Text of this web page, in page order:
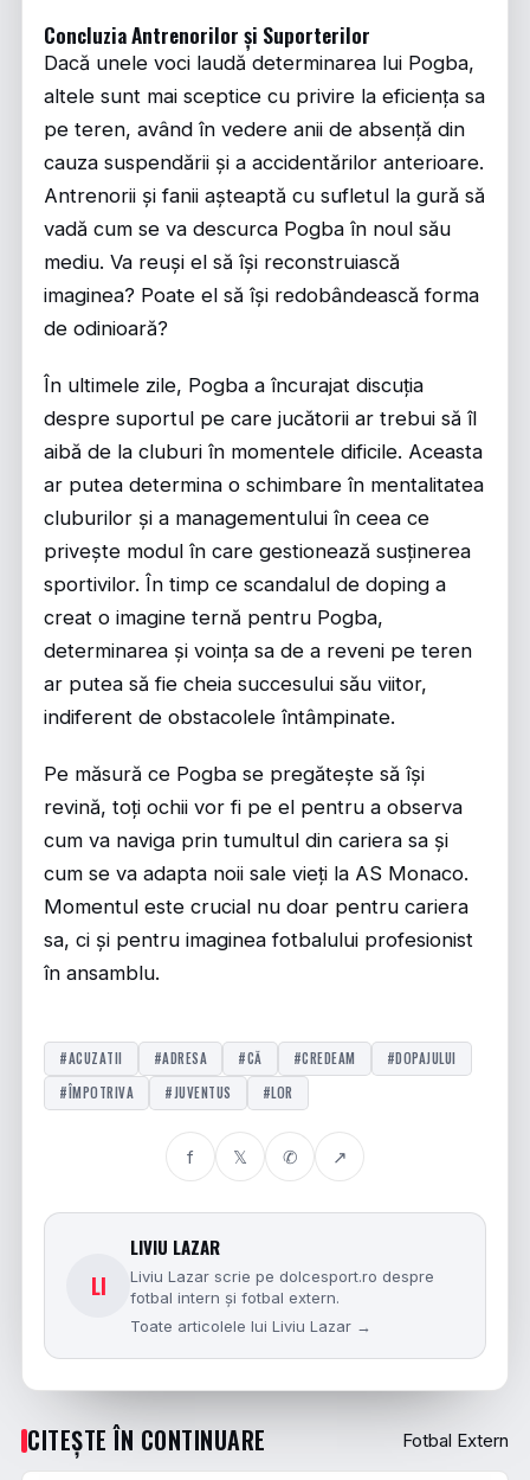
Concluzia Antrenorilor și Suporterilor
Dacă unele voci laudă determinarea lui Pogba,
altele sunt mai sceptice cu privire la eficiența sa
pe teren, având în vedere anii de absență din
cauza suspendării și a accidentărilor anterioare.
Antrenorii și fanii așteaptă cu sufletul la gură să
vadă cum se va descurca Pogba în noul său
mediu. Va reuși el să își reconstruiască
imaginea? Poate el să își redobândească forma
de odinioară?
În ultimele zile, Pogba a încurajat discuția
despre suportul pe care jucătorii ar trebui să îl
aibă de la cluburi în momentele dificile. Aceasta
ar putea determina o schimbare în mentalitatea
cluburilor și a managementului în ceea ce
privește modul în care gestionează susținerea
sportivilor. În timp ce scandalul de doping a
creat o imagine ternă pentru Pogba,
determinarea și voința sa de a reveni pe teren
ar putea să fie cheia succesului său viitor,
indiferent de obstacolele întâmpinate.
Pe măsură ce Pogba se pregătește să își
revină, toți ochii vor fi pe el pentru a observa
cum va naviga prin tumultul din cariera sa și
cum se va adapta noii sale vieți la AS Monaco.
Momentul este crucial nu doar pentru cariera
sa, ci și pentru imaginea fotbalului profesionist
în ansamblu.
#ACUZATII #ADRESA #CĂ #CREDEAM
#DOPAJULUI
#ÎMPOTRIVA
#JUVENTUS #LOR
f 𝕏 ✆ ↗
LI
LIVIU LAZAR
Liviu Lazar scrie pe dolcesport.ro despre
fotbal intern și fotbal extern.
Toate articolele lui Liviu Lazar →
CITEȘTE ÎN CONTINUARE Fotbal Extern